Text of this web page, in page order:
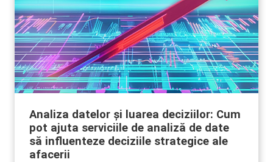
Analiza datelor și luarea deciziilor: Cum
pot ajuta serviciile de analiză de date
să influenteze deciziile strategice ale
afacerii